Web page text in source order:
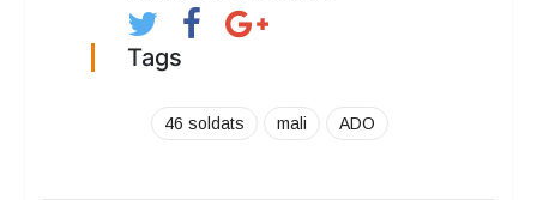
Tags
46 soldats mali ADO